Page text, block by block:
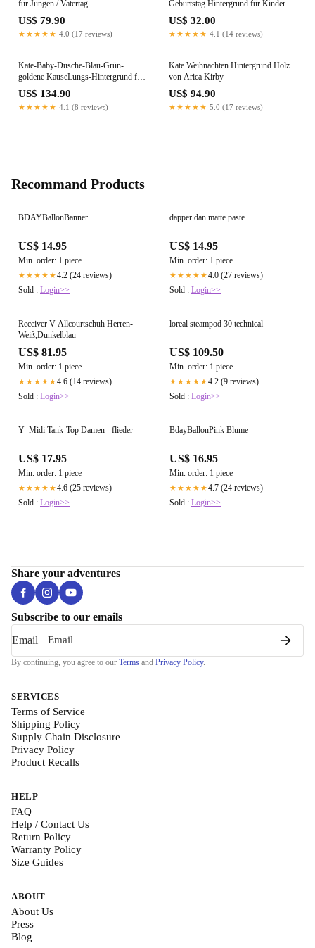
für Jungen / Vatertag
US$ 79.90
★★★★★ 4.0 (17 reviews)
Geburtstag Hintergrund für Kinder
von Dottie Grenier
US$ 32.00
★★★★★ 4.1 (14 reviews)
Kate-Baby-Dusche-Blau-Grün-
goldene KauseLungs-Hintergrund für
die Fotografie entworfen von Mini
MakeBelieve
US$ 134.90
★★★★★ 4.1 (8 reviews)
Kate Weihnachten Hintergrund Holz
von Arica Kirby
US$ 94.90
★★★★★ 5.0 (17 reviews)
Recommand Products
BDAYBallonBanner
US$ 14.95
Min. order: 1 piece
★★★★★4.2 (24 reviews)
Sold : Login>>
dapper dan matte paste
US$ 14.95
Min. order: 1 piece
★★★★★4.0 (27 reviews)
Sold : Login>>
Receiver V Allcourtschuh Herren-
Weiß,Dunkelblau
US$ 81.95
Min. order: 1 piece
★★★★★4.6 (14 reviews)
Sold : Login>>
loreal steampod 30 technical
US$ 109.50
Min. order: 1 piece
★★★★★4.2 (9 reviews)
Sold : Login>>
Y- Midi Tank-Top Damen - flieder
US$ 17.95
Min. order: 1 piece
★★★★★4.6 (25 reviews)
Sold : Login>>
BdayBallonPink Blume
US$ 16.95
Min. order: 1 piece
★★★★★4.7 (24 reviews)
Sold : Login>>
Share your adventures
Subscribe to our emails
Email
By continuing, you agree to our Terms and Privacy Policy.
SERVICES
Terms of Service
Shipping Policy
Supply Chain Disclosure
Privacy Policy
Product Recalls
HELP
FAQ
Help / Contact Us
Return Policy
Warranty Policy
Size Guides
ABOUT
About Us
Press
Blog